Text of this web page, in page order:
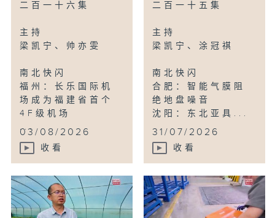
二百一十六集
主持
梁凯宁、帅亦雯
南北快闪
福州：长乐国际机
场成为福建省首个
4F级机场
...
03/08/2026
收看
二百一十五集
主持
梁凯宁、涂冠祺
南北快闪
合肥：智能气膜阻
绝地盘噪音
沈阳：东北亚具...
31/07/2026
收看